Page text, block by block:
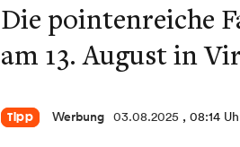
Die pointenreiche
am 13. August in
Tipp Werbung 03.08.2025 , 08:14